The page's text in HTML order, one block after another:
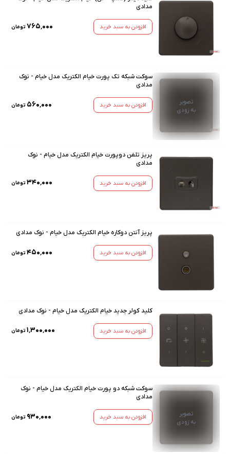
مدادی
افزودن به سبد خرید ۷۶۵٬۰۰۰ تومان
تصویر
به زودی
سوکت شبکه تک پورت خیام الکتریک مدل خیام - نوک
مدادی
افزودن به سبد خرید ۵۶۰٬۰۰۰ تومان
پریز تلفن دوپورت خیام الکتریک مدل خیام - نوک
مدادی
افزودن به سبد خرید ۳۴۰٬۰۰۰ تومان
پریز آنتن دوکاره خیام الکتریک مدل خیام - نوک مدادی
افزودن به سبد خرید ۴۵۰٬۰۰۰ تومان
کلید کولر جدید خیام الکتریک مدل خیام - نوک مدادی
افزودن به سبد خرید ۱٬۳۰۰٬۰۰۰ تومان
تصویر
به زودی
سوکت شبکه دو پورت خیام الکتریک مدل خیام - نوک
مدادی
افزودن به سبد خرید ۹۳۰٬۰۰۰ تومان